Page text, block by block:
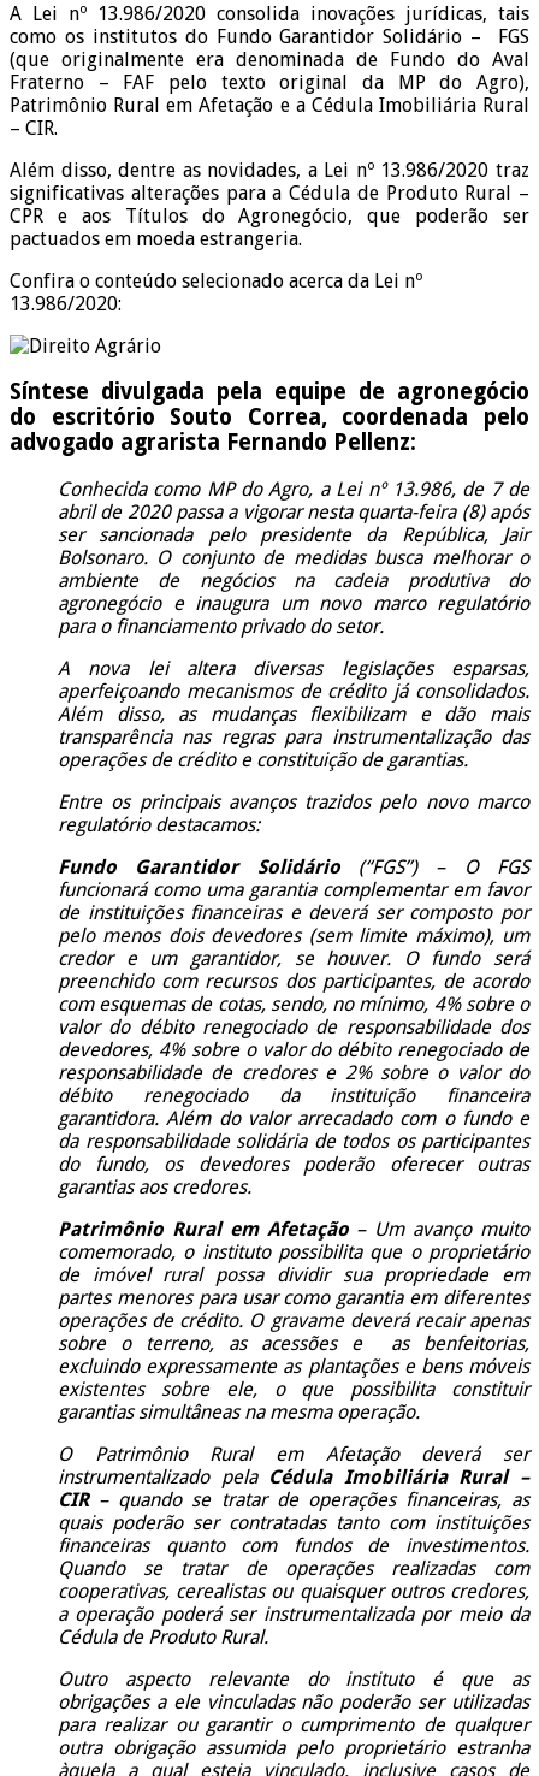
A Lei nº 13.986/2020 consolida inovações jurídicas, tais
como os institutos do Fundo Garantidor Solidário – FGS
(que originalmente era denominada de Fundo do Aval
Fraterno – FAF pelo texto original da MP do Agro),
Patrimônio Rural em Afetação e a Cédula Imobiliária Rural
– CIR.
Além disso, dentre as novidades, a Lei nº 13.986/2020 traz
significativas alterações para a Cédula de Produto Rural –
CPR e aos Títulos do Agronegócio, que poderão ser
pactuados em moeda estrangeria.
Confira o conteúdo selecionado acerca da Lei nº
13.986/2020:
Síntese divulgada pela equipe de agronegócio
do escritório Souto Correa, coordenada pelo
advogado agrarista Fernando Pellenz:
Conhecida como MP do Agro, a Lei nº 13.986, de 7 de
abril de 2020 passa a vigorar nesta quarta-feira (8) após
ser sancionada pelo presidente da República, Jair
Bolsonaro. O conjunto de medidas busca melhorar o
ambiente de negócios na cadeia produtiva do
agronegócio e inaugura um novo marco regulatório
para o financiamento privado do setor.
A nova lei altera diversas legislações esparsas,
aperfeiçoando mecanismos de crédito já consolidados.
Além disso, as mudanças flexibilizam e dão mais
transparência nas regras para instrumentalização das
operações de crédito e constituição de garantias.
Entre os principais avanços trazidos pelo novo marco
regulatório destacamos:
Fundo Garantidor Solidário(“FGS”) – O FGS
funcionará como uma garantia complementar em favor
de instituições financeiras e deverá ser composto por
pelo menos dois devedores (sem limite máximo), um
credor e um garantidor, se houver. O fundo será
preenchido com recursos dos participantes, de acordo
com esquemas de cotas, sendo, no mínimo, 4% sobre o
valor do débito renegociado de responsabilidade dos
devedores, 4% sobre o valor do débito renegociado de
responsabilidade de credores e 2% sobre o valor do
débito renegociado da instituição financeira
garantidora. Além do valor arrecadado com o fundo e
da responsabilidade solidária de todos os participantes
do fundo, os devedores poderão oferecer outras
garantias aos credores.
Patrimônio Rural em Afetação– Um avanço muito
comemorado, o instituto possibilita que o proprietário
de imóvel rural possa dividir sua propriedade em
partes menores para usar como garantia em diferentes
operações de crédito. O gravame deverá recair apenas
sobre o terreno, as acessões e as benfeitorias,
excluindo expressamente as plantações e bens móveis
existentes sobre ele, o que possibilita constituir
garantias simultâneas na mesma operação.
O Patrimônio Rural em Afetação deverá ser
instrumentalizado pela Cédula Imobiliária Rural –
CIR– quando se tratar de operações financeiras, as
quais poderão ser contratadas tanto com instituições
financeiras quanto com fundos de investimentos.
Quando se tratar de operações realizadas com
cooperativas, cerealistas ou quaisquer outros credores,
a operação poderá ser instrumentalizada por meio da
Cédula de Produto Rural.
Outro aspecto relevante do instituto é que as
obrigações a ele vinculadas não poderão ser utilizadas
para realizar ou garantir o cumprimento de qualquer
outra obrigação assumida pelo proprietário estranha
àquela a qual esteja vinculado, inclusive casos de